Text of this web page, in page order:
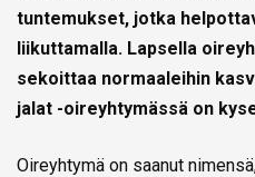
tuntemukset, jotka
liikuttamalla. Lapsella
sekoittaa normaaleihin
jalat -oireyhtymässä on
Oireyhtymä on saanut